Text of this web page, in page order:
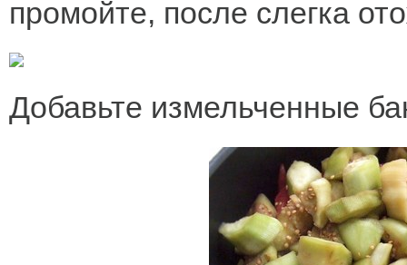
промойте, после слегка
Добавьте измельченные